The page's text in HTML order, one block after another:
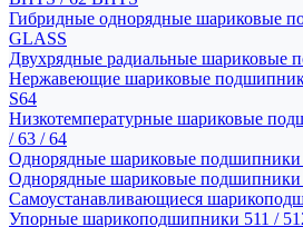
Гибридные однорядные шариковые
GLASS
Двухрядные радиальные шариковые
Нержавеющие шариковые
S64
Низкотемпературные шариковые
/ 63 / 64
Однорядные шариковые подшипники
Однорядные шариковые подшипники
Самоустанавливающиеся
Упорные шарикоподшипники 511 /